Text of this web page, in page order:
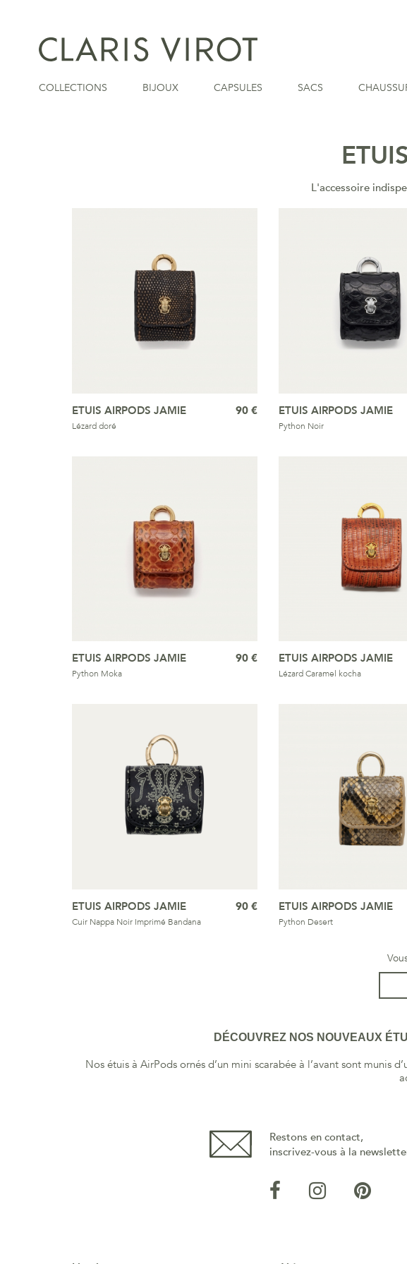
COLLECTIONS BIJOUX CAPSULES SACS
L'accessoire
ETUIS AIRPODS JAMIE
Lézard doré
90 € ETUIS AIRPODS JAMIE
Python Noir
ETUIS AIRPODS JAMIE
Python Moka
90 € ETUIS AIRPODS JAMIE
Lézard Caramel kocha
ETUIS AIRPODS JAMIE
Cuir Nappa Noir Imprimé Bandana
90 € ETUIS AIRPODS JAMIE
Python Desert
DÉCOUVREZ NOS NOUVEAUX
Nos étuis à AirPods ornés d’un mini scarabée à l’avant sont munis
Restons en contact,
inscrivez-vous à la